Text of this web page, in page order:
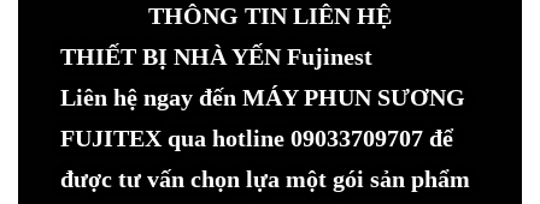
THÔNG TIN LIÊN HỆ
THIẾT BỊ NHÀ YẾN Fujinest
Liên hệ ngay đến MÁY PHUN SƯƠNG
FUJITEX qua hotline 09033709707 để
được tư vấn chọn lựa một gói sản phẩm